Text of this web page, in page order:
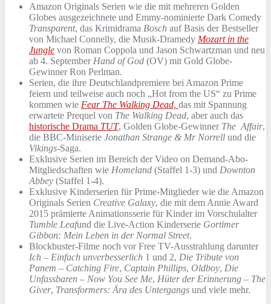
Amazon Originals Serien wie die mit mehreren Golden
Globes ausgezeichnete und Emmy-nominierte Dark Comedy
Transparent, das Krimidrama Bosch auf Basis der Bestseller
von Michael Connelly, die Musik-Dramedy Mozart in the
Jungle von Roman Coppola und Jason Schwartzman und neu
ab 4. September Hand of God (OV) mit Gold Globe-
Gewinner Ron Perlman.
Serien, die ihre Deutschlandpremiere bei Amazon Prime
feiern und teilweise auch noch „Hot from the US“ zu Prime
kommen wie Fear The Walking Dead, das mit Spannung
erwartete Prequel von The Walking Dead, aber auch das
historische Drama TUT, Golden Globe-Gewinner The Affair,
die BBC-Miniserie Jonathan Strange & Mr Norrell und die
Vikings-Saga.
Exklusive Serien im Bereich der Video on Demand-Abo-
Mitgliedschaften wie Homeland (Staffel 1-3) und Downton
Abbey (Staffel 1-4).
Exklusive Kinderserien für Prime-Mitglieder wie die Amazon
Originals Serien Creative Galaxy, die mit dem Annie Award
2015 prämierte Animationsserie für Kinder im Vorschulalter
Tumble Leafund die Live-Action Kinderserie Gortimer
Gibbon: Mein Leben in der Normal Street.
Blockbuster-Filme noch vor Free TV-Ausstrahlung darunter
Ich – Einfach unverbesserlich 1 und 2, Die Tribute von
Panem – Catching Fire, Captain Phillips, Oldboy, Die
Unfassbaren – Now You See Me, Hüter der Erinnerung – The
Giver, Transformers: Ära des Untergangs und viele mehr.